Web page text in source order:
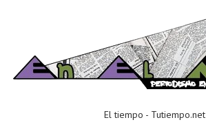
El tiempo - Tutiempo.net